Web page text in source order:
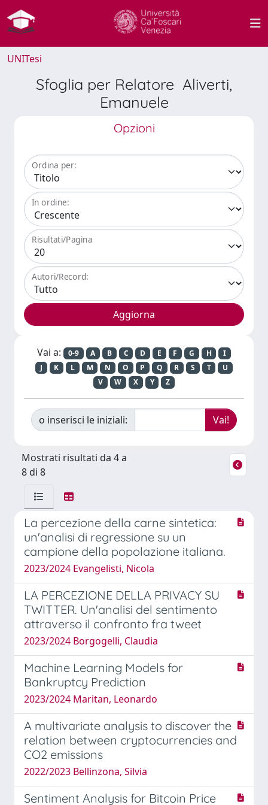
UNITesi
Sfoglia per Relatore Aliverti,
Emanuele
Opzioni
Ordina per:
In ordine:
Risultati/Pagina
Autori/Record:
Vai a: 0-9 A B C D E F G H
I
J
K L M N O P Q R S T
U
V
W X Y Z
o inserisci le iniziali:
Mostrati risultati da 4 a
8 di 8
La percezione della carne sintetica:
un'analisi di regressione su un
campione della popolazione italiana.
2023/2024 Evangelisti, Nicola
LA PERCEZIONE DELLA PRIVACY SU
TWITTER. Un'analisi del sentimento
attraverso il confronto fra tweet
2023/2024 Borgogelli, Claudia
Machine Learning Models for
Bankruptcy Prediction
2023/2024 Maritan, Leonardo
A multivariate analysis to discover the
relation between cryptocurrencies and
CO2 emissions
2022/2023 Bellinzona, Silvia
Sentiment Analysis for Bitcoin Price